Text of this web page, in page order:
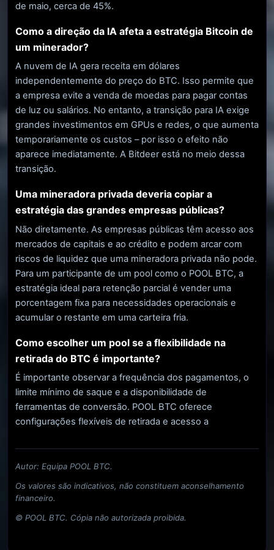
de maio, cerca de 45%.
Como a direção da IA ​​afeta a estratégia Bitcoin de
um minerador?
A nuvem de IA gera receita em dólares
independentemente do preço do BTC. Isso permite que
a empresa evite a venda de moedas para pagar contas
de luz ou salários. No entanto, a transição para IA exige
grandes investimentos em GPUs e redes, o que aumenta
temporariamente os custos – por isso o efeito não
aparece imediatamente. A Bitdeer está no meio dessa
transição.
Uma mineradora privada deveria copiar a
estratégia das grandes empresas públicas?
Não diretamente. As empresas públicas têm acesso aos
mercados de capitais e ao crédito e podem arcar com
riscos de liquidez que uma mineradora privada não pode.
Para um participante de um pool como o POOL BTC, a
estratégia ideal para retenção parcial é vender uma
porcentagem fixa para necessidades operacionais e
acumular o restante em uma carteira fria.
Como escolher um pool se a flexibilidade na
retirada do BTC é importante?
É importante observar a frequência dos pagamentos, o
limite mínimo de saque e a disponibilidade de
ferramentas de conversão. POOL BTC oferece
configurações flexíveis de retirada e acesso a
Autor: Equipa POOL BTC.
Os valores são indicativos, não constituem aconselhamento
financeiro.
© POOL BTC. Cópia não autorizada proibida.